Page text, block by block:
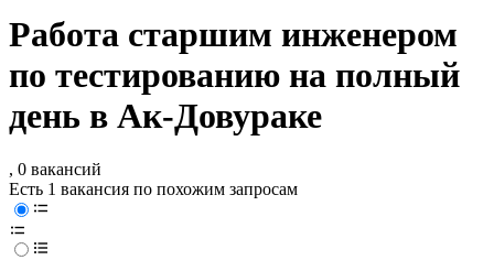
Работа старшим инженером
по тестированию на полный
день в Ак-Довураке
, 0 вакансий
Есть 1 вакансия по похожим запросам